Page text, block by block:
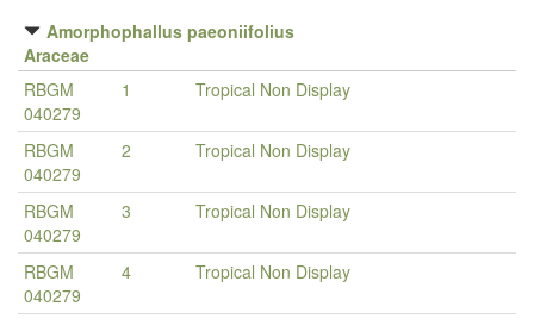
Amorphophallus paeoniifolius
Araceae
RBGM
040279
1 Tropical Non Display
RBGM
040279
2 Tropical Non Display
RBGM
040279
3 Tropical Non Display
RBGM
040279
4 Tropical Non Display